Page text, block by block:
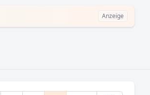
Anzeige